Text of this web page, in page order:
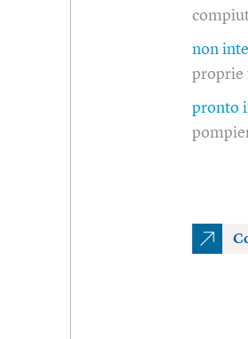
non
proprie
pronto